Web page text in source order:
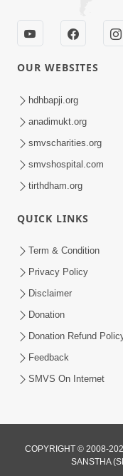
હર્ષ-શોક, સુખ-
Spiritual
હરિ નવમીએ
Swaninarayan
Mar 27, 2023
OUR WEBSITES
hdhbapji.org
anadimukt.org
smvscharities.org
smvshospital.com
tirthdham.org
QUICK LINKS
Term & Condition
Privacy Policy
Disclaimer
Donation
Donation Refund
Feedback
SMVS On Internet
COPYRIGHT © 2008-
SANSTHA